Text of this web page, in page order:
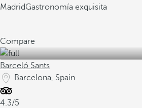
MadridGastronomía exquisita
Compare
Barceló Sants
Barcelona, Spain
4.3/5